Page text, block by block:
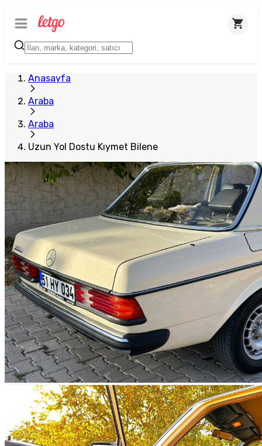
Anasayfa
Araba
Araba
Uzun Yol Dostu Kıymet Bilene